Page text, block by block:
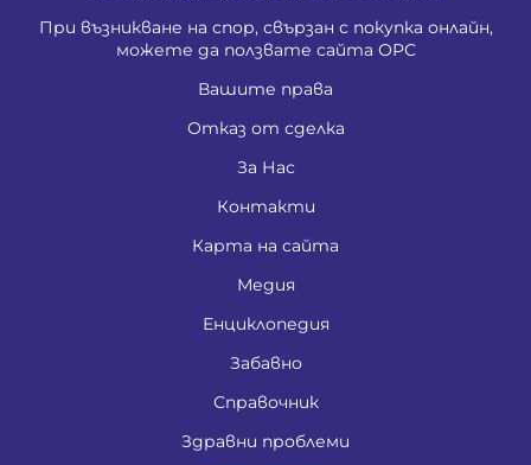
При възникване на спор, свързан с покупка онлайн,
можете да ползвате сайта ОРС
Вашите права
Отказ от сделка
За Нас
Контакти
Карта на сайта
Медия
Енциклопедия
Забавно
Справочник
Здравни проблеми